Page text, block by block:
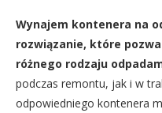
Wynajem kontenera na
rozwiązanie, które
różnego rodzaju
podczas remontu, jak i w
odpowiedniego kontenera